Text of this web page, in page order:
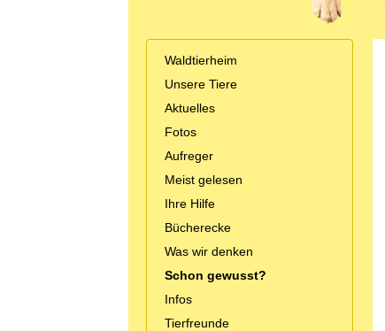
Waldtierheim
Unsere Tiere
Aktuelles
Fotos
Aufreger
Meist gelesen
Ihre Hilfe
Bücherecke
Was wir denken
Schon gewusst?
Infos
Tierfreunde